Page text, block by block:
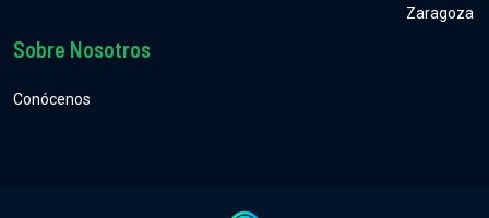
Zaragoza
Sobre Nosotros
Conócenos